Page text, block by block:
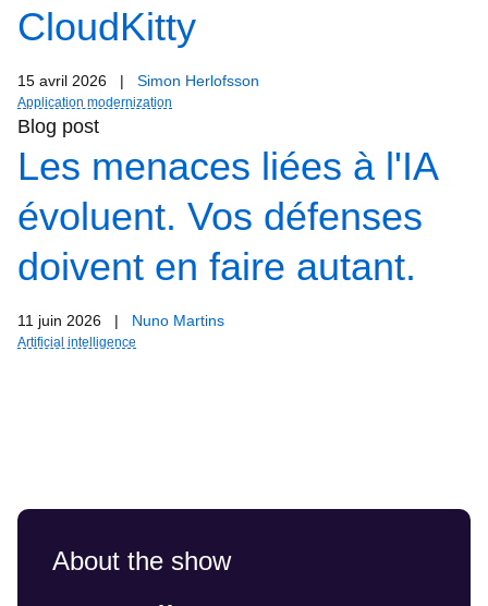
CloudKitty
15 avril 2026 | Simon Herlofsson
Application modernization
Blog post
Les menaces liées à l'IA
évoluent. Vos défenses
doivent en faire autant.
11 juin 2026 | Nuno Martins
Artificial intelligence
About the show